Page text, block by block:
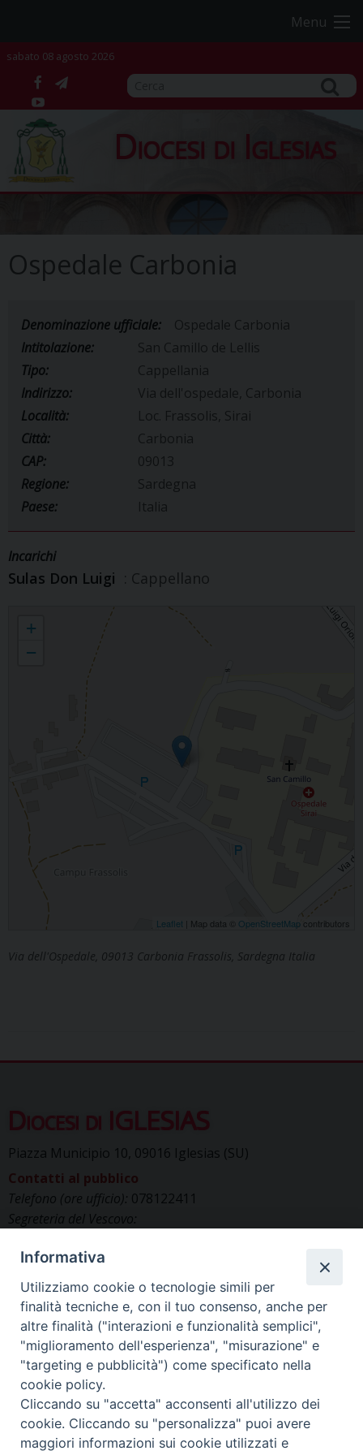
content
Menu
sabato 08 agosto 2026
facebook
telegram
YouTube
Diocesi di Iglesias
Ospedale Carbonia
Denominazione ufficiale:
Ospedale Carbonia
Intitolazione:
San Camillo de Lellis
Tipo:
Cappellania
Indirizzo:
Via dell'ospedale, Carbonia
Località:
Loc. Frassolis, Sirai
Città:
Carbonia
CAP:
09013
Regione:
Sardegna
Paese:
Italia
Incarichi
Sulas Don Luigi : Cappellano
+
−
Leaflet | Map data © OpenStreetMap contributors
Via dell'Ospedale, 09013 Carbonia Frassolis, Sardegna Italia
Diocesi di IGLESIAS
Piazza Municipio 10, 09016 Iglesias (SU)
Contatti al pubblico
Telefono (ore ufficio): 078122411
Segreteria del Vescovo:
Uffici di Curia:curia_iglesias@libero.it
Cancelleria (richiesta documenti):
canc.curia.iglesias@tiscali.it
Comunicazione & media (ufficio stampa):
ucs.iglesias@gmail.com
Informativa
Utilizziamo cookie o tecnologie simili per
finalità tecniche e, con il tuo consenso, anche per
altre finalità ("interazioni e funzionalità semplici",
"miglioramento dell'esperienza", "misurazione" e
"targeting e pubblicità") come specificato nella
cookie policy.
Cliccando su "accetta" acconsenti all'utilizzo dei
cookie. Cliccando su "personalizza" puoi avere
maggiori informazioni sui cookie utilizzati e